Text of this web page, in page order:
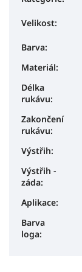
Velikost:
Barva:
Materiál:
Délka
rukávu:
Zakončení
rukávu:
Výstřih:
Výstřih -
záda:
Aplikace:
Barva
loga: